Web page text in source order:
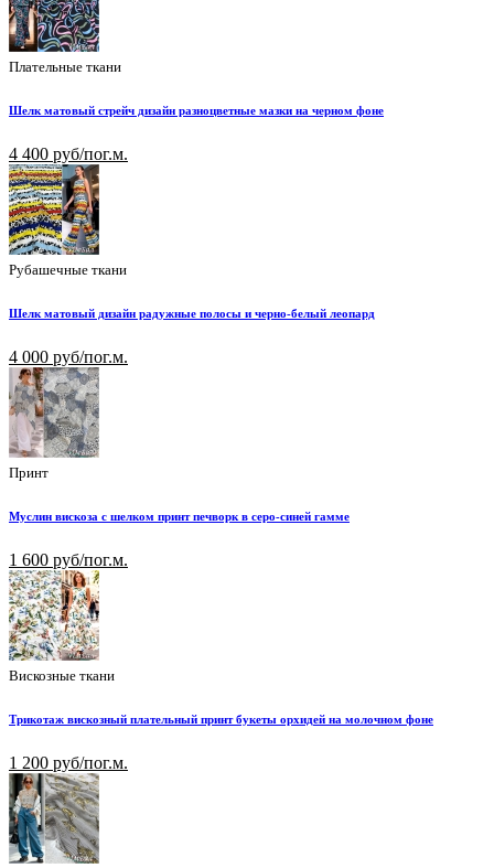
Плательные ткани
Шелк матовый стрейч дизайн разноцветные мазки на черном фоне
4 400 руб/пог.м.
Рубашечные ткани
Шелк матовый дизайн радужные полосы и черно-белый леопард
4 000 руб/пог.м.
Принт
Муслин вискоза с шелком принт печворк в серо-синей гамме
1 600 руб/пог.м.
Вискозные ткани
Трикотаж вискозный плательный принт букеты орхидей на молочном фоне
1 200 руб/пог.м.